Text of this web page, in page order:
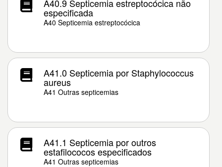
A40.9 Septicemia estreptocócica não
especificada
A40 Septicemia estreptocócica
A41.0 Septicemia por Staphylococcus
aureus
A41 Outras septicemias
A41.1 Septicemia por outros
estafilococos especificados
A41 Outras septicemias